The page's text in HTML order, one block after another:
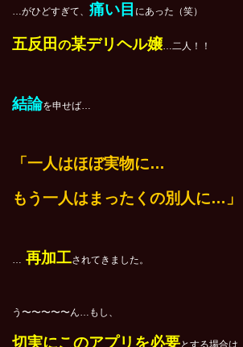
…がひどすぎて、 痛い目 にあった（笑）
五反田 の某デリヘル嬢…二人！！
結論を申せば…
「一人はほぼ実物に…
もう一人はまったくの別人に…」
… 再加工されてきました。
う〜〜〜〜〜ん…もし、
切実にこのアプリを必要